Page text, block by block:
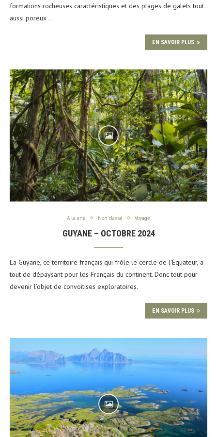
formations rocheuses caractéristiques et des plages de galets tout
aussi poreux …
EN SAVOIR PLUS
A la une Non classé Voyage
GUYANE – OCTOBRE 2024
La Guyane, ce territoire français qui frôle le cercle de l’Équateur, a
tout de dépaysant pour les Français du continent. Donc tout pour
devenir l’objet de convoitises exploratoires.
EN SAVOIR PLUS